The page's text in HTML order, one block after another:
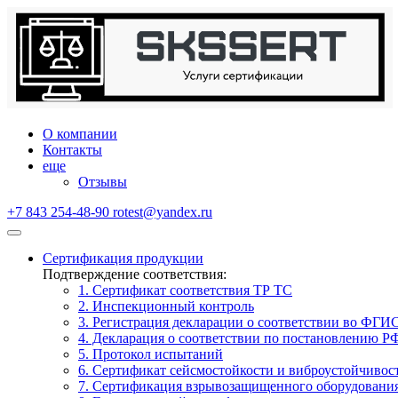
О компании
Контакты
еще
Отзывы
+7 843 254-48-90 rotest@yandex.ru
Сертификация продукции
Подтверждение соответствия:
1. Сертификат соответствия ТР ТС
2. Инспекционный контроль
3. Регистрация декларации о соответствии во
4. Декларация о соответствии по постановлению
5. Протокол испытаний
6. Сертификат сейсмостойкости и
7. Сертификация взрывозащищенного